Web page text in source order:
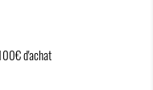
d'achat